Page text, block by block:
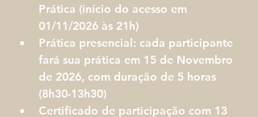
Prática (início do acesso em
01/11/2026 às 21h)
Prática presencial: cada participante
fará sua prática em 15 de Novembro
de 2026, com duração de 5 horas
(8h30-13h30)
Certificado de participação com 13